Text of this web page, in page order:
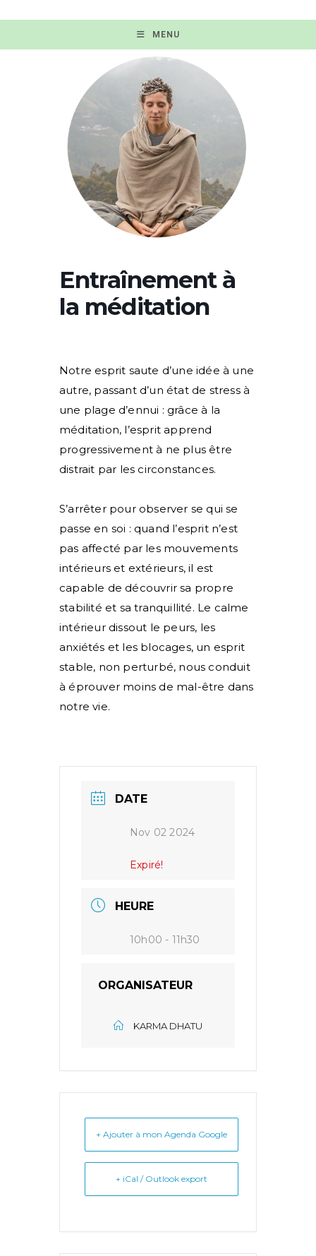
MENU
Entraînement à
la méditation
Notre esprit saute d’une idée à une
autre, passant d’un état de stress à
une plage d’ennui : grâce à la
méditation, l’esprit apprend
progressivement à ne plus être
distrait par les circonstances.
S’arrêter pour observer se qui se
passe en soi : quand l’esprit n’est
pas affecté par les mouvements
intérieurs et extérieurs, il est
capable de découvrir sa propre
stabilité et sa tranquillité. Le calme
intérieur dissout le peurs, les
anxiétés et les blocages, un esprit
stable, non perturbé, nous conduit
à éprouver moins de mal-être dans
notre vie.
DATE
Nov 02 2024
Expiré!
HEURE
10h00 - 11h30
ORGANISATEUR
KARMA DHATU
+ Ajouter à mon Agenda Google
+ iCal / Outlook export